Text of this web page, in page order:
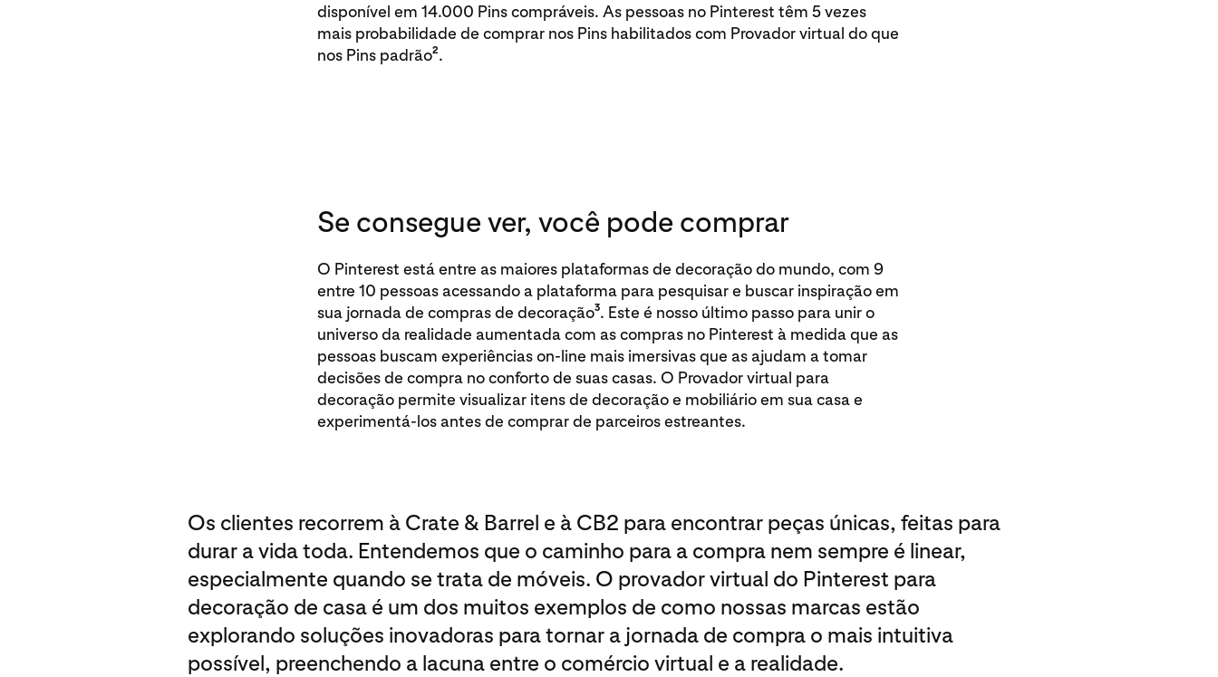
disponível em 14.000 Pins compráveis. As pessoas no Pinterest têm 5 vezes
mais probabilidade de comprar nos Pins habilitados com Provador virtual do que
nos Pins padrão2.
Se consegue ver, você pode comprar
O Pinterest está entre as maiores plataformas de decoração do mundo, com 9
entre 10 pessoas acessando a plataforma para pesquisar e buscar inspiração em
sua jornada de compras de decoração3. Este é nosso último passo para unir o
universo da realidade aumentada com as compras no Pinterest à medida que as
pessoas buscam experiências on-line mais imersivas que as ajudam a tomar
decisões de compra no conforto de suas casas. O Provador virtual para
decoração permite visualizar itens de decoração e mobiliário em sua casa e
experimentá-los antes de comprar de parceiros estreantes.
Os clientes recorrem à Crate & Barrel e à CB2 para encontrar peças únicas, feitas para
durar a vida toda. Entendemos que o caminho para a compra nem sempre é linear,
especialmente quando se trata de móveis. O provador virtual do Pinterest para
decoração de casa é um dos muitos exemplos de como nossas marcas estão
explorando soluções inovadoras para tornar a jornada de compra o mais intuitiva
possível, preenchendo a lacuna entre o comércio virtual e a realidade.